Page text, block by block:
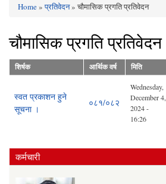
You are here
Home»प्रतिवेदन» चौमासिक प्रगति प्रतिवेदन
चौमासिक प्रगति प्रतिवेदन
शिर्षक आर्थिक वर्ष मिति
स्वत प्रकाशन हुने
सूचना ।
०८१/०८२
Wednesday,
December 4,
2024 -
16:26
कर्मचारी